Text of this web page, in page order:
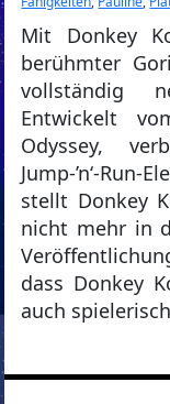
Mit Donkey
berühmter
vollständig
Entwickelt
Odyssey,
Jump-’n‘-
stellt Donkey
nicht mehr in
dass Donkey
auch